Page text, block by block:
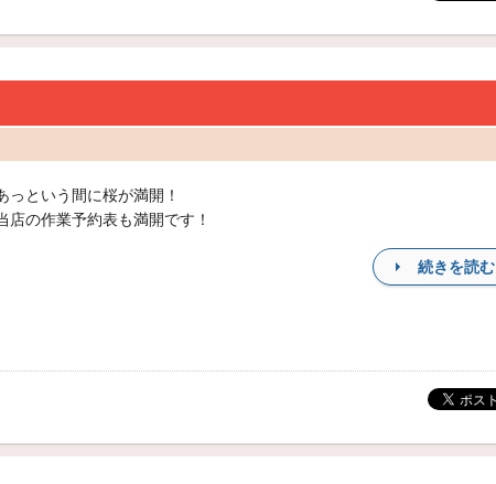
っという間に桜が満開！
店の作業予約表も満開です！
続きを読む